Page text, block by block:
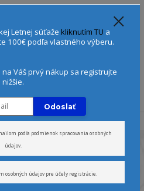
EUR
hod.)
domov
Letnej súťaže kliknutím TU a
100€ podľa vlastného výberu.
Váš prvý nákup sa registrujte
nižšie.
Odoslať
podľa podmienok spracovania osobných
údajov.
osobných údajovpre účely registrácie.